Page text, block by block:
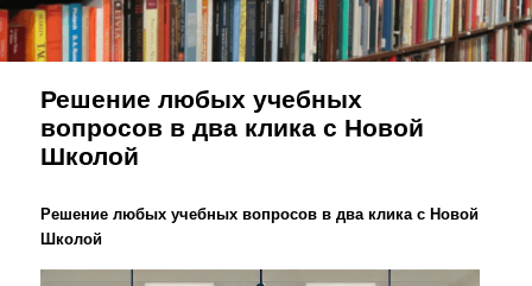
Решение любых учебных
вопросов в два клика с Новой
Школой
Решение любых учебных вопросов в два клика с Новой
Школой